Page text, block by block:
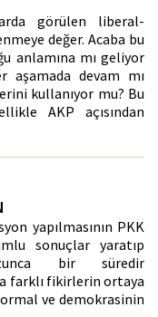
görülen liberal-
değer. Acaba bu
anlamına mı geliyor
devam mı
kullanıyor mu? Bu
AKP açısından
yapılmasının PKK
sonuçlar yaratıp
bir süredir
farklı fikirlerin ortaya
ve demokrasinin